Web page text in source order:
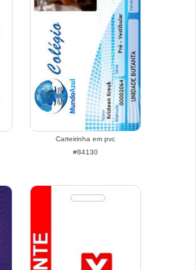
Carteirinha em pvc
#84130